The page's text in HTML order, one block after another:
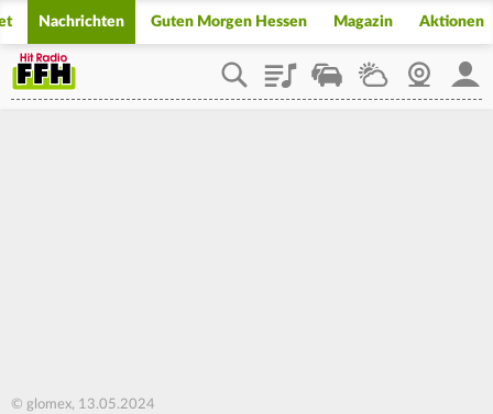
Nachrichten Guten Morgen Hessen Magazin Aktionen
PlaylistStaupilotWetterWebcam
© glomex, 13.05.2024